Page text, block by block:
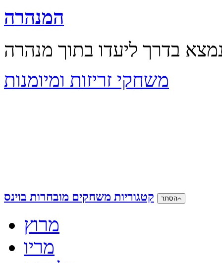
המנהרה
משחקי זריזות ומיומנות
קטגוריות משחקים מובחרות בוינס הסתר
מרוץ
מריו